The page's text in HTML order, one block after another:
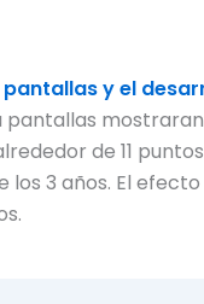
y el
pantallas
de 11
los 3 años. El